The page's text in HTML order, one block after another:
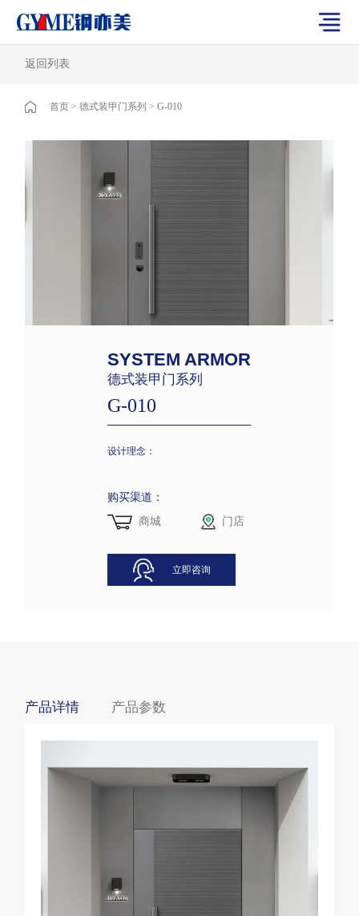
首页 > 德式装甲门系列 > G-010
返回列表
SYSTEM ARMOR
德式装甲门系列
G-010
设计理念：
购买渠道：
商城
门店
立即咨询
产品详情 产品参数